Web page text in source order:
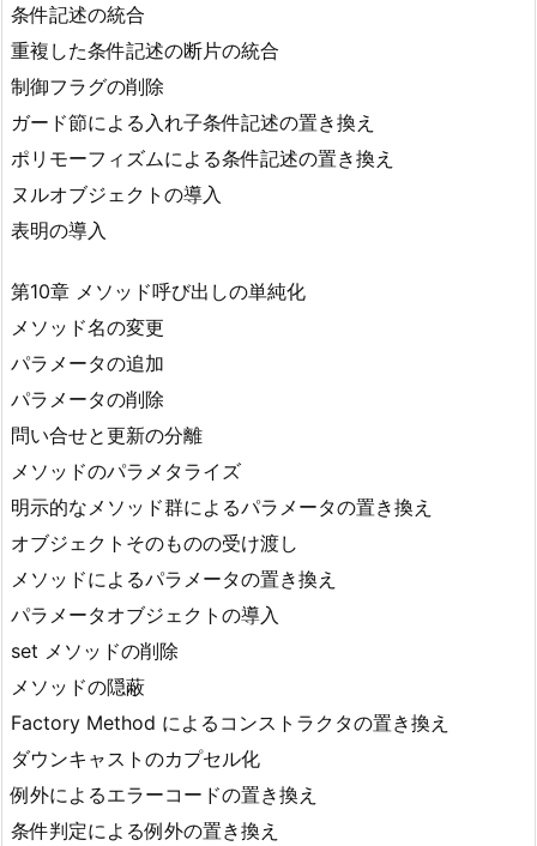
条件記述の統合
重複した条件記述の断片の統合
制御フラグの削除
ガード節による入れ子条件記述の置き換え
ポリモーフィズムによる条件記述の置き換え
ヌルオブジェクトの導入
表明の導入
第10章 メソッド呼び出しの単純化
メソッド名の変更
パラメータの追加
パラメータの削除
問い合せと更新の分離
メソッドのパラメタライズ
明示的なメソッド群によるパラメータの置き換え
オブジェクトそのものの受け渡し
メソッドによるパラメータの置き換え
パラメータオブジェクトの導入
set メソッドの削除
メソッドの隠蔽
Factory Method によるコンストラクタの置き換え
ダウンキャストのカプセル化
例外によるエラーコードの置き換え
条件判定による例外の置き換え